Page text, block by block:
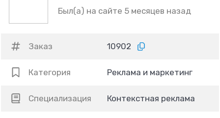
Был(а) на сайте 5 месяцев назад
Заказ 10902
Категория Реклама и маркетинг
Специализация Контекстная реклама